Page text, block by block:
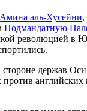
Амина аль-Хусейни,
Подмандатную
революцией
держав